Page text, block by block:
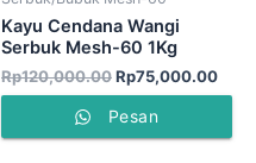
Kayu Cendana Wangi
Serbuk Mesh-60 1Kg
Rp120,000.00Rp75,000.00
Pesan